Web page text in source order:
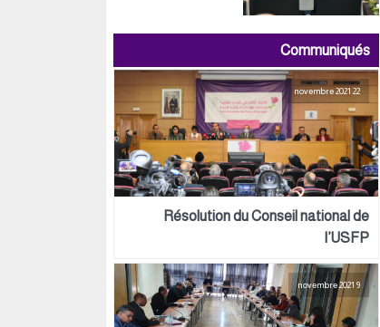
au niveau
organisationnel
que logistique
Communiqués
22 novembre 2021
Résolution du Conseil national de
l’USFP
9 novembre 2021